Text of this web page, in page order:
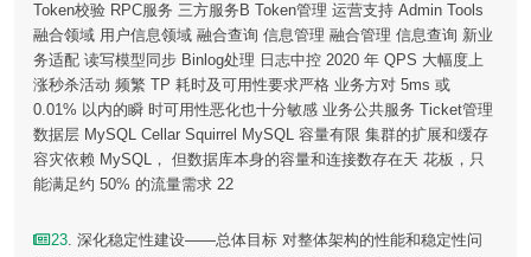
Token校验 RPC服务 三方服务B Token管理 运营支持 Admin Tools
融合领域 用户信息领域 融合查询 信息管理 融合管理 信息查询 新业
务适配 读写模型同步 Binlog处理 日志中控 2020 年 QPS 大幅度上
涨秒杀活动 频繁 TP 耗时及可用性要求严格 业务方对 5ms 或
0.01% 以内的瞬 时可用性恶化也十分敏感 业务公共服务 Ticket管理
数据层 MySQL Cellar Squirrel MySQL 容量有限 集群的扩展和缓存
容灾依赖 MySQL， 但数据库本身的容量和连接数存在天 花板，只
能满足约 50% 的流量需求 22
23. 深化稳定性建设——总体目标 对整体架构的性能和稳定性问